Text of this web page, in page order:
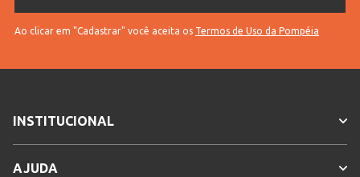
Ao clicar em "Cadastrar" você aceita os Termos de Uso da Pompéia
INSTITUCIONAL
AJUDA